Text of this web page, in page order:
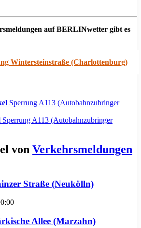
auf BERLINwetter gibt es
Wintersteinstraße (Charlottenburg)
Sperrung A113 (Autobahnzubringer
Sperrung A113 (Autobahnzubringer
von Verkehrsmeldungen
Straße (Neukölln)
Allee (Marzahn)